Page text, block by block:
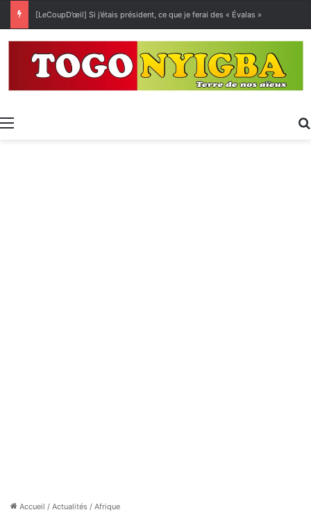
[LeCoupD’œil] Si j’étais président, ce que je ferai des « Évalas »
Menu
Accueil / Actualités / Afrique